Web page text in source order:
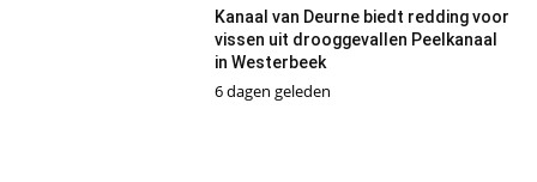
Kanaal van Deurne biedt redding voor
vissen uit drooggevallen Peelkanaal
in Westerbeek
6 dagen geleden